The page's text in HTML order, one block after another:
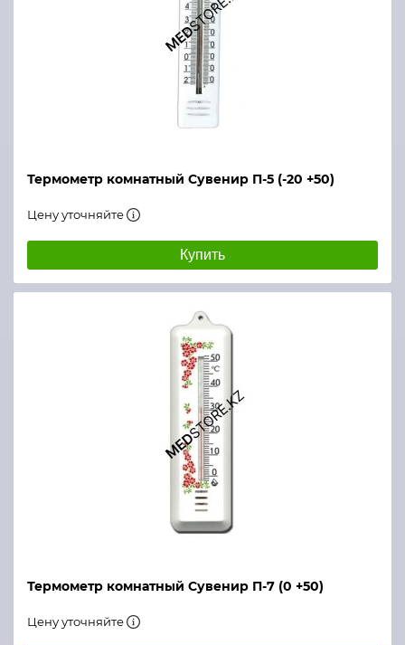
Термометр комнатный Сувенир П-5 (-20 +50)
Цену уточняйте
Купить
Термометр комнатный Сувенир П-7 (0 +50)
Цену уточняйте